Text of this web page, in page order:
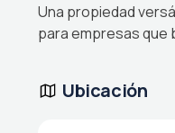
Una propiedad
para empresas que
Ubicación